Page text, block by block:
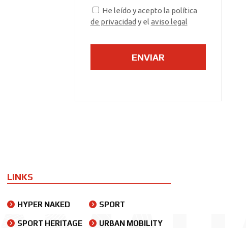
He leído y acepto la política
de privacidad y el aviso legal
LINKS
HYPER NAKED
SPORT HERITAGE
SPORT
URBAN MOBILITY